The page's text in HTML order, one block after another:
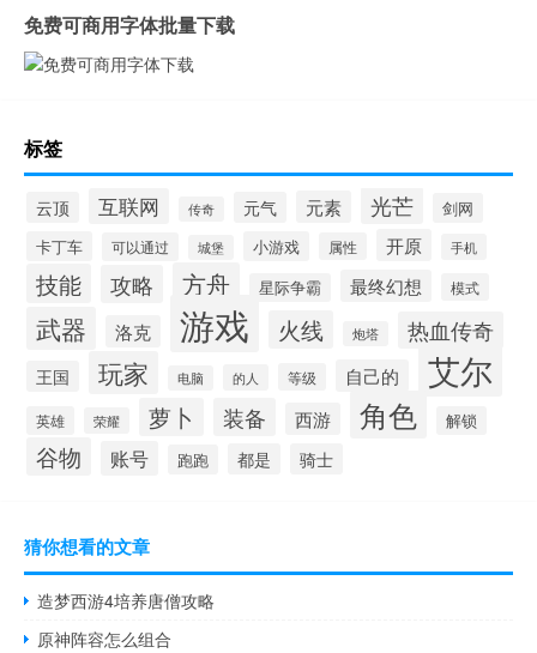
免费可商用字体批量下载
标签
云顶 互联网 传奇 元气 元素 光芒
剑网
卡丁车
可以通过 城堡 小游戏 属性 开原 手机
技能 攻略 方舟 星际争霸 最终幻想 模式
武器 洛克 游戏 火线 炮塔 热血传奇
王国 玩家 电脑 的人 等级 自己的 艾尔
英雄 荣耀 萝卜 装备 西游 角色 解锁
谷物 账号 跑跑 都是 骑士
猜你想看的文章
造梦西游4培养唐僧攻略
原神阵容怎么组合